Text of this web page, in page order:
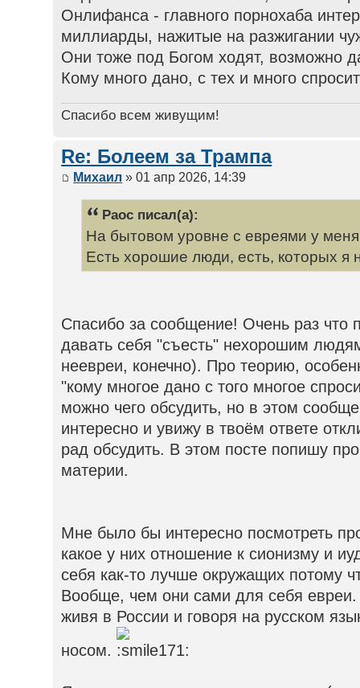
Онлифанса - главного порнохаба
миллиарды, нажитые на разжигании
Они тоже под Богом ходят, возможно
Кому много дано, с тех и много
Спасибо всем живущим!
Re: Болеем за Трампа
Михаил » 01 апр 2026, 14:39
Раос писал(а):
На бытовом уровне с евреями у
Есть хорошие люди, есть, которых я
Спасибо за сообщение! Очень раз что
давать себя "съесть" нехорошим
неевреи, конечно). Про теорию,
"кому многое дано с того многое
можно чего обсудить, но в этом
интересно и увижу в твоём ответе
рад обсудить. В этом посте попишу
материи.
Мне было бы интересно посмотреть
какое у них отношение к сионизму и
себя как-то лучше окружащих потому
Вообще, чем они сами для себя
живя в России и говоря на русском
носом.